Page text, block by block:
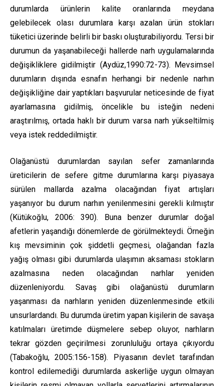
durumlarda ürünlerin kalite oranlarında meydana
gelebilecek olası durumlara karşı azalan ürün stokları
tüketici üzerinde belirli bir baskı oluşturabiliyordu. Tersi bir
durumun da yaşanabileceği hallerde narh uygulamalarında
değişikliklere gidilmiştir (Aydüz,1990:72-73). Mevsimsel
durumların dışında esnafın herhangi bir nedenle narhın
değişikliğine dair yaptıkları başvurular neticesinde de fiyat
ayarlamasına gidilmiş, öncelikle bu isteğin nedeni
araştırılmış, ortada haklı bir durum varsa narh yükseltilmiş
veya istek reddedilmiştir.
Olağanüstü durumlardan sayılan sefer zamanlarında
üreticilerin de sefere gitme durumlarına karşı piyasaya
sürülen mallarda azalma olacağından fiyat artışları
yaşanıyor bu durum narhın yenilenmesini gerekli kılmıştır
(Kütükoğlu, 2006: 390). Buna benzer durumlar doğal
afetlerin yaşandığı dönemlerde de görülmekteydi. Örneğin
kış mevsiminin çok şiddetli geçmesi, olağandan fazla
yağış olması gibi durumlarda ulaşımın aksaması stokların
azalmasına neden olacağından narhlar yeniden
düzenleniyordu. Savaş gibi olağanüstü durumların
yaşanması da narhların yeniden düzenlenmesinde etkili
unsurlardandı. Bu durumda üretim yapan kişilerin de savaşa
katılmaları üretimde düşmelere sebep oluyor, narhların
tekrar gözden geçirilmesi zorunluluğu ortaya çıkıyordu
(Tabakoğlu, 2005:156-158). Piyasanın devlet tarafından
kontrol edilemediği durumlarda askerliğe uygun olmayan